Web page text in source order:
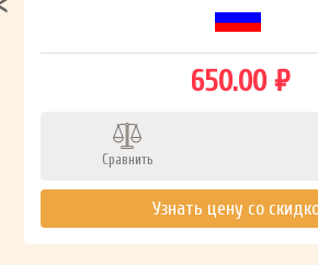
650.00 ₽
Сравнить
Узнать цену со